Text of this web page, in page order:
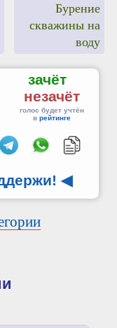
Бурение
скважины на
воду
зачёт
незачёт
голос будет учтён
в рейтинге
◀